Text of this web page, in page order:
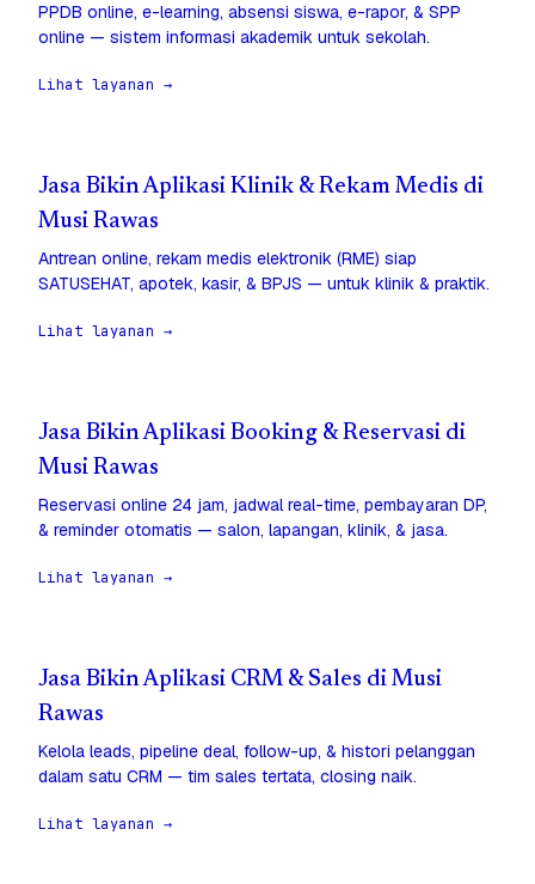
PPDB online, e-learning, absensi siswa, e-rapor, & SPP
online — sistem informasi akademik untuk sekolah.
Lihat layanan →
Jasa Bikin Aplikasi Klinik & Rekam Medis di
Musi Rawas
Antrean online, rekam medis elektronik (RME) siap
SATUSEHAT, apotek, kasir, & BPJS — untuk klinik & praktik.
Lihat layanan →
Jasa Bikin Aplikasi Booking & Reservasi di
Musi Rawas
Reservasi online 24 jam, jadwal real-time, pembayaran DP,
& reminder otomatis — salon, lapangan, klinik, & jasa.
Lihat layanan →
Jasa Bikin Aplikasi CRM & Sales di Musi
Rawas
Kelola leads, pipeline deal, follow-up, & histori pelanggan
dalam satu CRM — tim sales tertata, closing naik.
Lihat layanan →